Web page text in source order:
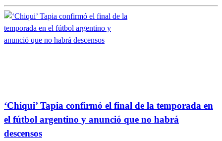
‘Chiqui’ Tapia confirmó el final de la temporada en
el fútbol argentino y anunció que no habrá
descensos